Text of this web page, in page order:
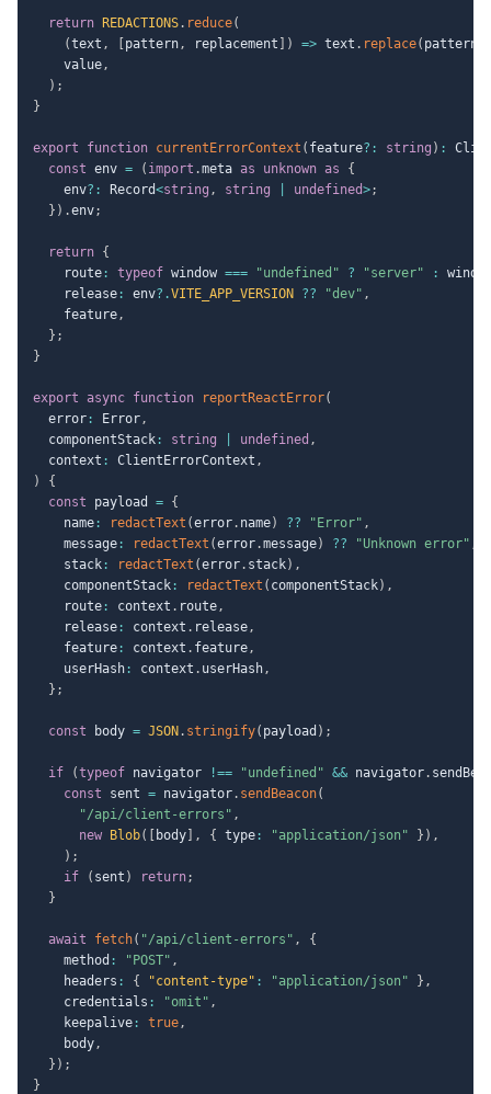
return REDACTIONS. reduce(
(text , pattern, replacement ) => text . replace( pattern
    value
,
) ;
}
export function currentErrorContext ( feature? : string ) :
const env = ( import .meta as unknown as
{
    env
? : Record<string , string undefined>;
} ) .env;
return {
    route
: typeof window === "undefined" ? "server" :
    release
: env?.VITE_APP_VERSION ?? "dev" ,
    feature
,
} ;
}
export async function reportReactError(
  error
: Error,
  componentStack
: string undefined ,
  context
: ClientErrorContext ,
)
{
const payload = {
    name
: redactText (error. name) ?? "Error" ,
    message
: redactText (error.message) ?? "Unknown error" ,
    stack
: redactText (error. stack) ,
    componentStack
: redactText ( componentStack) ,
    route
: context . route,
    release
: context . release,
    feature
: context . feature,
    userHash
: context . userHash,
} ;
const body = JSON . stringify( payload ) ;
if (typeof navigator !== "undefined" && navigator.
const sent = navigator. sendBeacon(
"/api/client-errors" ,
new
Blob( body , { type : "application/json" } ) ,
) ;
if
( sent ) return;
}
await fetch( "/api/client-errors" ,
{
    method
: "POST" ,
    headers
: { "content-type" : "application/json" } ,
    credentials
: "omit" ,
    keepalive
: true,
    body
,
} ) ;
}